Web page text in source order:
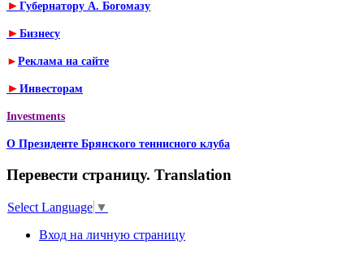
► Губернатору А. Богомазу
► Бизнесу
► Реклама на сайте
► Инвесторам
Investments
О Президенте Брянского теннисного клуба
Перевести страницу. Translation
Select Language ▼
Вход на личную страницу